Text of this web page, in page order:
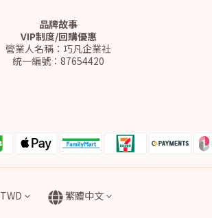
品牌故事
VIP制度/回購優惠
營業人名稱：巧凡企業社
統一編號：87654420
TWD 繁體中文